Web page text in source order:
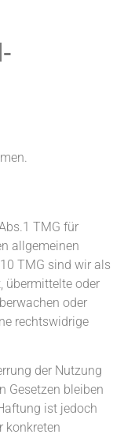
TMG für
allgemeinen
TMG sind wir als
übermittelte oder
oder
rechtswidrige
der Nutzung
Gesetzen bleiben
ist jedoch
konkreten